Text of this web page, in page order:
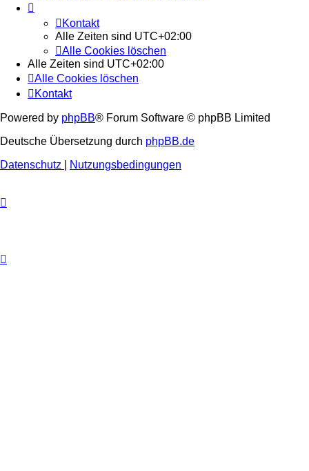
Kontakt
Alle Zeiten sind UTC+02:00
Alle Cookies löschen
Alle Zeiten sind UTC+02:00
Alle Cookies löschen
Kontakt
Powered by phpBB® Forum Software © phpBB Limited
Deutsche Übersetzung durch phpBB.de
Datenschutz
Nutzungsbedingungen